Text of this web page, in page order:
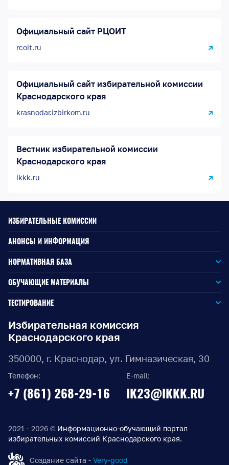
Официальный сайт РЦОИТ
rcoit.ru
Официальный сайт избирательной комиссии
Краснодарского края
krasnodar.izbirkom.ru
Вестник избирательной комиссии
Краснодарского края
ikkk.ru
Избирательная комиссия
Краснодарского края
350000, г. Краснодар, ул. Гимназическая, 30
Телефон:
+7 (861) 268-29-16
E-mail:
IK23@IKKK.RU
2021 - 2026 © Информационно-обучающий портал
избирательных комиссий Краснодарского края.
Создание сайта - Very-good
ИЗБИРАТЕЛЬНЫЕ КОМИССИИ
АНОНСЫ И ИНФОРМАЦИЯ
НОРМАТИВНАЯ БАЗА
Законодательство РФ
Законодательство КК
Документы ЦИК России
Документы ИККК
Выборы Губернатора Краснодарского края
Краснодарского края
края
Правовые акты по выборам депутатов Государственной
Думы Федерального Собрания РФ восьмого созыва
ОБУЧАЮЩИЕ МАТЕРИАЛЫ
Для окружной избирательной комиссии
Для территориальной избирательной комиссии
Для участковой избирательной комиссии
ТЕСТИРОВАНИЕ
Для членов участковых избирательных комиссий